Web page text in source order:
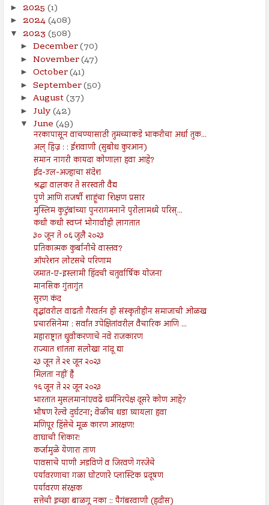
► 2025 (1)
► 2024(408)
▼ 2023 (508)
► December(70)
► November(47)
► October(41)
► September(50)
► August(37)
► July(42)
▼ June (49)
नरकापासून वाचण्यासाठी तुमच्याकडे भाकरीचा अर्धा तुक...
अल् हिज्र : : ईशवाणी (सुबोध कुरआन)
समान नागरी कायदा कोणाला हवा आहे?
ईद-उल-अज्हाचा संदेश
श्रद्धा वालकर ते सरस्वती वैद्य
पुणे आणि राजर्षी शाहूंचा शिक्षण प्रसार
मुस्लिम कुटुंबांच्या पुनरागमनाने पुरोलामध्ये परिस्...
कधी कधी स्वप्नं भोगावीही लागतात
३० जून ते ०६ जुलै २०२३
प्रतिकात्मक कुर्बानीचे वास्तव?
ऑपरेशन लोटसचे परिणाम
जमात-ए-इस्लामी हिंदची चतुर्वार्षिक योजना
मानसिक गुंतागुंत
सुरण कंद
वृद्धांवरील वाढती गैरवर्तन ही संस्कृतीहीन समाजाची ओळख
प्रचारसिनेमा : सर्वांत उपेक्षितांवरील वैचारिक आणि ...
महाराष्ट्रात ध्रुवीकरणाचे नवे राजकारण
राज्यात शांतता सलोखा नांदू द्या
२३ जून ते २९ जून २०२३
मिलता नहीं है
१६ जून ते २२ जून २०२३
भारतात मुसलमानांएवढे धर्मनिरपेक्ष दूसरे कोण आहे?
भीषण रेल्वे दुर्घटना; वेळीच धडा घ्यायला हवा
मणिपूर हिंसेचे मूळ कारण आरक्षण!
वाघाची शिकार!
कर्जामुळे येणारा ताण
पावसाचे पाणी अडविणे व जिरवणे गरजेचे
पर्यावरणाचा गळा घोटणारे प्लास्टिक प्रदूषण
पर्यावरण संरक्षक
सत्तेची इच्छा बाळगू नका :: पैगंबरवाणी (हदीस)